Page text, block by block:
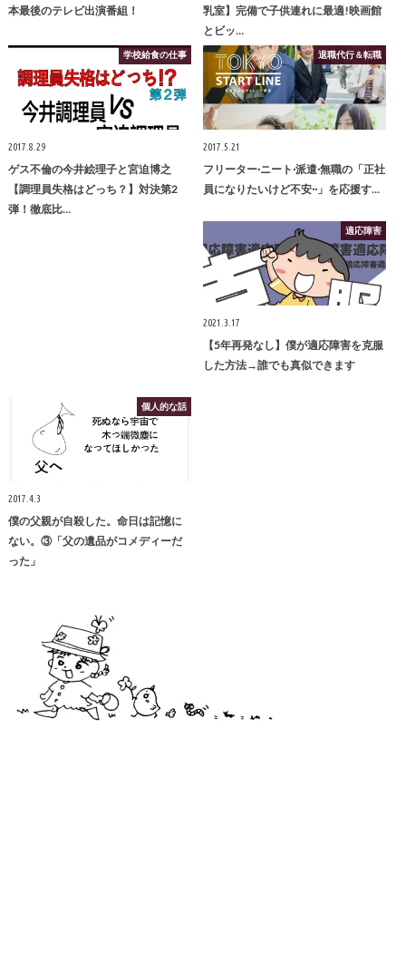
本最後のテレビ出演番組！
乳室】完備で子供連れに最適!映画館
とビッ…
学校給食の仕事
2017.8.29
ゲス不倫の今井絵理子と宮迫博之
【調理員失格はどっち？】対決第2
弾！徹底比…
退職代行＆転職
2017.5.21
フリーター·ニート·派遣·無職の「正社
員になりたいけど不安··」を応援す…
適応障害
2021.3.17
【5年再発なし】僕が適応障害を克服
した方法→誰でも真似できます
個人的な話
2017.4.3
僕の父親が自殺した。命日は記憶に
ない。③「父の遺品がコメディーだ
った」